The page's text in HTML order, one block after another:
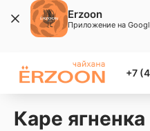
+7
Каре ягненка
Erzoon
Приложение на